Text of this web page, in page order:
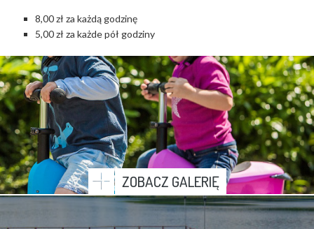
8,00 zł za każdą godzinę
5,00 zł za każde pół godziny
ZOBACZ GALERIĘ